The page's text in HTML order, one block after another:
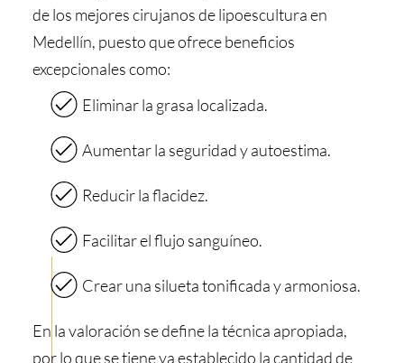
de los mejores cirujanos de lipoescultura en
Medellín, puesto que ofrece beneficios
excepcionales como:
Eliminar la grasa localizada.
Aumentar la seguridad y autoestima.
Reducir la flacidez.
Facilitar el flujo sanguíneo.
Crear una silueta tonificada y armoniosa.
En la valoración se define la técnica apropiada,
por lo que se tiene ya establecido la cantidad de